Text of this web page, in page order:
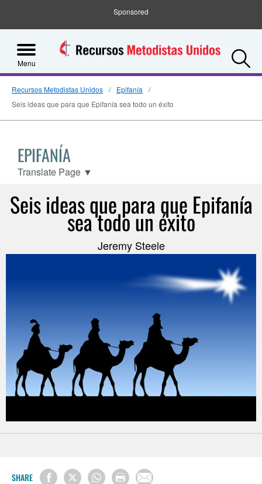
Sponsored
Menu
Recursos Metodistas Unidos
Epifanía
Seis ideas que para que Epifanía sea todo un éxito
EPIFANÍA
Translate Page ▼
Seis ideas que para que Epifanía
sea todo un éxito
Jeremy Steele
SHARE